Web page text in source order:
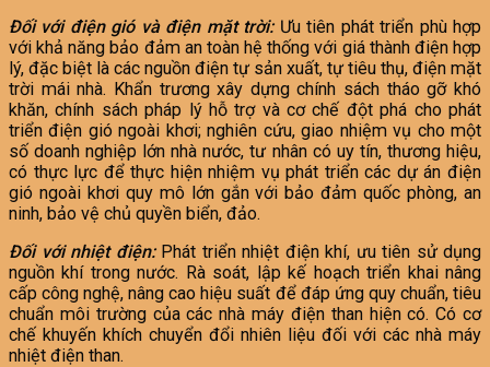
Đối với điện gió và điện mặt trời:Ưu tiên phát triển phù hợp
với khả năng bảo đảm an toàn hệ thống với giá thành điện hợp
lý, đặc biệt là các nguồn điện tự sản xuất, tự tiêu thụ, điện mặt
trời mái nhà. Khẩn trương xây dựng chính sách tháo gỡ khó
khăn, chính sách pháp lý hỗ trợ và cơ chế đột phá cho phát
triển điện gió ngoài khơi; nghiên cứu, giao nhiệm vụ cho một
số doanh nghiệp lớn nhà nước, tư nhân có uy tín, thương hiệu,
có thực lực để thực hiện nhiệm vụ phát triển các dự án điện
gió ngoài khơi quy mô lớn gắn với bảo đảm quốc phòng, an
ninh, bảo vệ chủ quyền biển, đảo.
Đối với nhiệt điện:Phát triển nhiệt điện khí, ưu tiên sử dụng
nguồn khí trong nước. Rà soát, lập kế hoạch triển khai nâng
cấp công nghệ, nâng cao hiệu suất để đáp ứng quy chuẩn, tiêu
chuẩn môi trường của các nhà máy điện than hiện có. Có cơ
chế khuyến khích chuyển đổi nhiên liệu đối với các nhà máy
nhiệt điện than.